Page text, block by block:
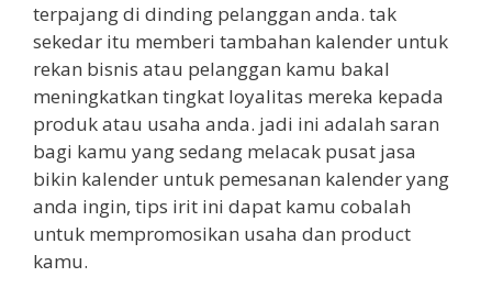
terpajang di dinding pelanggan anda. tak
sekedar itu memberi tambahan kalender untuk
rekan bisnis atau pelanggan kamu bakal
meningkatkan tingkat loyalitas mereka kepada
produk atau usaha anda. jadi ini adalah saran
bagi kamu yang sedang melacak pusat jasa
bikin kalender untuk pemesanan kalender yang
anda ingin, tips irit ini dapat kamu cobalah
untuk mempromosikan usaha dan product
kamu.